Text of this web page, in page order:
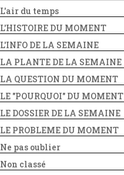
L'air du temps
L'HISTOIRE DU MOMENT
L'INFO DE LA SEMAINE
LA PLANTE DE LA SEMAINE
LA QUESTION DU MOMENT
LE "POURQUOI" DU MOMENT
LE DOSSIER DE LA SEMAINE
LE PROBLEME DU MOMENT
Ne pas oublier
Non classé